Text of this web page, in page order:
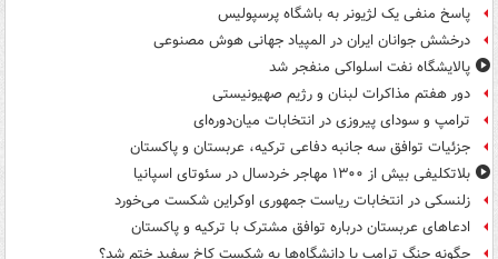
پاسخ منفی یک لژیونر به باشگاه پرسپولیس
درخشش جوانان ایران در المپیاد جهانی هوش مصنوعی
پالایشگاه نفت اسلواکی منفجر شد
دور هفتم مذاکرات لبنان و رژیم صهیونیستی
ترامپ و سودای پیروزی در انتخابات میان‌دوره‌ای
جزئیات توافق سه جانبه دفاعی ترکیه، عربستان و پاکستان
بلاتکلیفی بیش از ۱۳۰۰ مهاجر خردسال در سئوتای اسپانیا
زلنسکی در انتخابات ریاست جمهوری اوکراین شکست می‌خورد
ادعاهای عربستان درباره توافق مشترک با ترکیه و پاکستان
چگونه جنگ ترامپ با دانشگاه‌ها به شکست کاخ سفید ختم شد؟